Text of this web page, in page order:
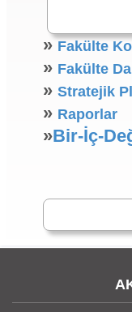
»Fakülte
» Fakülte
» Stratejik
» Raporlar
»Bir-İç-